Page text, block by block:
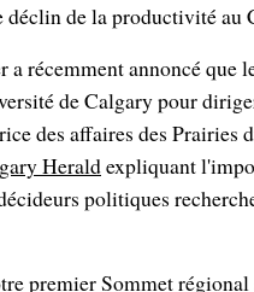
de la productivité au
récemment annoncé que
de Calgary pour
des affaires des Prairies
Heraldexpliquant
politiques
premierSommet